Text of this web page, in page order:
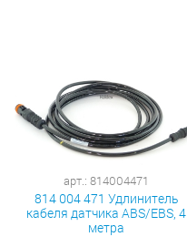
арт.: 814004471
814 004 471 Удлинитель
кабеля датчика ABS/EBS, 4
метра